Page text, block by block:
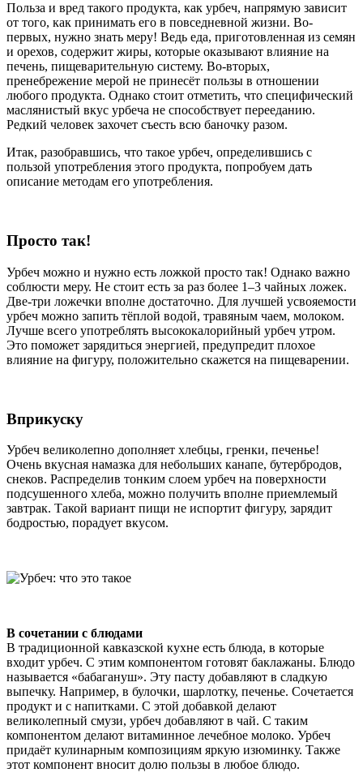
Польза и вред такого продукта, как урбеч, напрямую зависит
от того, как принимать его в повседневной жизни. Во-
первых, нужно знать меру! Ведь еда, приготовленная из семян
и орехов, содержит жиры, которые оказывают влияние на
печень, пищеварительную систему. Во-вторых,
пренебрежение мерой не принесёт пользы в отношении
любого продукта. Однако стоит отметить, что специфический
маслянистый вкус урбеча не способствует перееданию.
Редкий человек захочет съесть всю баночку разом.
Итак, разобравшись, что такое урбеч, определившись с
пользой употребления этого продукта, попробуем дать
описание методам его употребления.
Просто так!
Урбеч можно и нужно есть ложкой просто так! Однако важно
соблюсти меру. Не стоит есть за раз более 1–3 чайных ложек.
Две-три ложечки вполне достаточно. Для лучшей усвояемости
урбеч можно запить тёплой водой, травяным чаем, молоком.
Лучше всего употреблять высококалорийный урбеч утром.
Это поможет зарядиться энергией, предупредит плохое
влияние на фигуру, положительно скажется на пищеварении.
Вприкуску
Урбеч великолепно дополняет хлебцы, гренки, печенье!
Очень вкусная намазка для небольших канапе, бутербродов,
снеков. Распределив тонким слоем урбеч на поверхности
подсушенного хлеба, можно получить вполне приемлемый
завтрак. Такой вариант пищи не испортит фигуру, зарядит
бодростью, порадует вкусом.
В сочетании с блюдами
В традиционной кавказской кухне есть блюда, в которые
входит урбеч. С этим компонентом готовят баклажаны. Блюдо
называется «бабагануш». Эту пасту добавляют в сладкую
выпечку. Например, в булочки, шарлотку, печенье. Сочетается
продукт и с напитками. С этой добавкой делают
великолепный смузи, урбеч добавляют в чай. С таким
компонентом делают витаминное лечебное молоко. Урбеч
придаёт кулинарным композициям яркую изюминку. Также
этот компонент вносит долю пользы в любое блюдо.